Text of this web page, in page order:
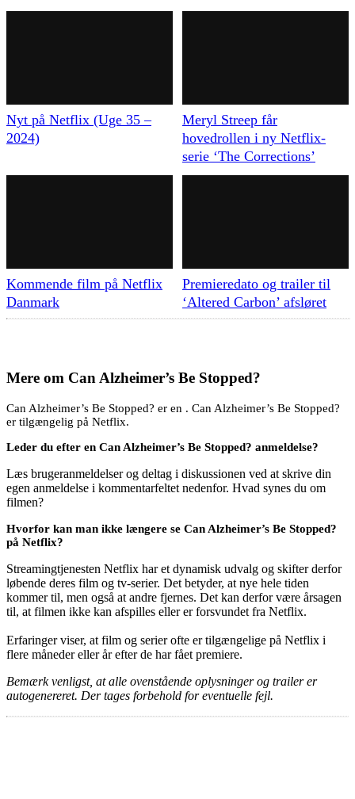
Nyt på Netflix (Uge 35 –
2024)
Meryl Streep får
hovedrollen i ny Netflix-
serie ‘The Corrections’
Kommende film på Netflix
Danmark
Premieredato og trailer til
‘Altered Carbon’ afsløret
Mere om Can Alzheimer’s Be Stopped?
Can Alzheimer’s Be Stopped? er en . Can Alzheimer’s Be Stopped?
er tilgængelig på Netflix.
Leder du efter en Can Alzheimer’s Be Stopped? anmeldelse?
Læs brugeranmeldelser og deltag i diskussionen ved at skrive din
egen anmeldelse i kommentarfeltet nedenfor. Hvad synes du om
filmen?
Hvorfor kan man ikke længere se Can Alzheimer’s Be Stopped?
på Netflix?
Streamingtjenesten Netflix har et dynamisk udvalg og skifter derfor
løbende deres film og tv-serier. Det betyder, at nye hele tiden
kommer til, men også at andre fjernes. Det kan derfor være årsagen
til, at filmen ikke kan afspilles eller er forsvundet fra Netflix.
Erfaringer viser, at film og serier ofte er tilgængelige på Netflix i
flere måneder eller år efter de har fået premiere.
Bemærk venligst, at alle ovenstående oplysninger og trailer er
autogenereret. Der tages forbehold for eventuelle fejl.